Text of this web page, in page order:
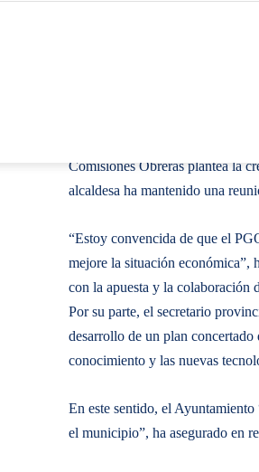
Comisiones Obreras plantea la
alcaldesa ha mantenido una
“Estoy convencida de que el
mejore la situación económica”,
con la apuesta y la colaboración
Por su parte, el secretario
desarrollo de un plan
conocimiento y las nuevas
En este sentido, el Ayuntamiento
el municipio”, ha asegurado en